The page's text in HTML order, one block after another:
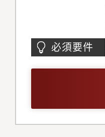
必須要件